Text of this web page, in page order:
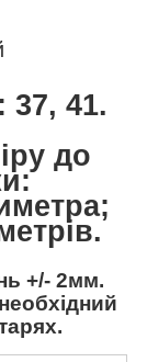
37, 41.
до
+/- 2мм.